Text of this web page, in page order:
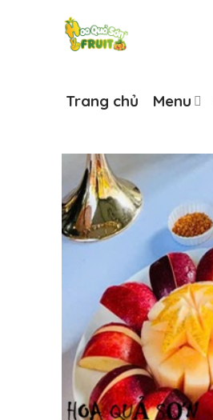
Trang chủ Menu